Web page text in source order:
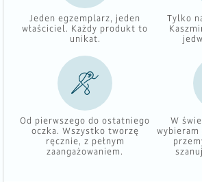
Jeden egzemplarz, jeden
właściciel. Każdy produkt to
unikat.
Tylko
Od pierwszego do ostatniego
oczka. Wszystko tworzę
ręcznie, z pełnym
zaangażowaniem.
W